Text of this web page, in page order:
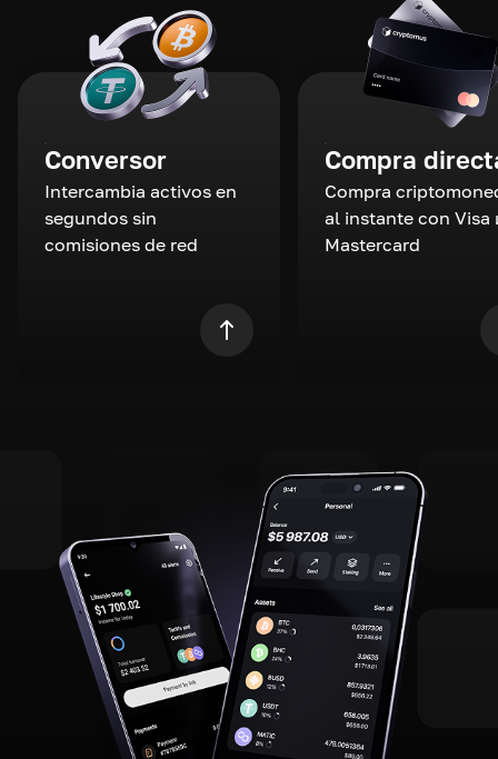
Conversor
Intercambia activos en
segundos sin
comisiones de red
Compra
Compra
al instante con Visa
Mastercard